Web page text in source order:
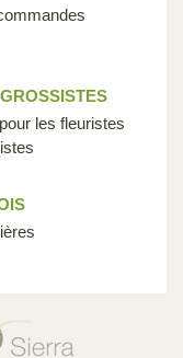
les fleuristes